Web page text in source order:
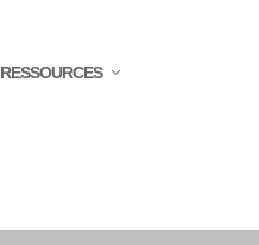
RESSOURCES